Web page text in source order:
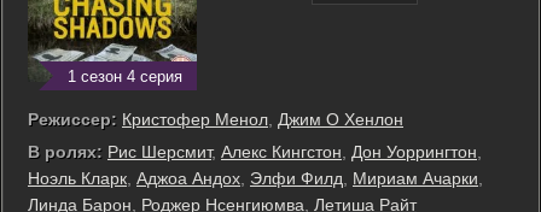
1 сезон 4 серия
Режиссер: Кристофер Менол Джим О Хенлон
В ролях: Рис Шерсмит, Алекс Кингстон Дон Уоррингтон
Ноэль Кларк Аджоа Андох Элфи Филд Мириам Ачарки
Линда Барон
Роджер Нсенгиюмва Летиша Райт